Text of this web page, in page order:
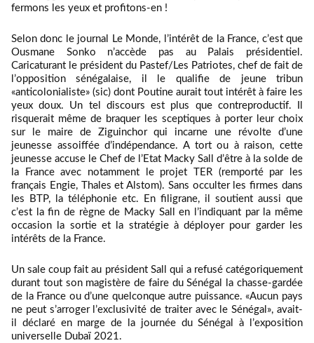
fermons les yeux et profitons-en !
Selon donc le journal Le Monde, l’intérêt de la France, c’est que
Ousmane Sonko n’accède pas au Palais présidentiel.
Caricaturant le président du Pastef/Les Patriotes, chef de fait de
l’opposition sénégalaise, il le qualifie de jeune tribun
«anticolonialiste» (sic) dont Poutine aurait tout intérêt à faire les
yeux doux. Un tel discours est plus que contreproductif. Il
risquerait même de braquer les sceptiques à porter leur choix
sur le maire de Ziguinchor qui incarne une révolte d’une
jeunesse assoiffée d’indépendance. A tort ou à raison, cette
jeunesse accuse le Chef de l’Etat Macky Sall d’être à la solde de
la France avec notamment le projet TER (remporté par les
français Engie, Thales et Alstom). Sans occulter les firmes dans
les BTP, la téléphonie etc. En filigrane, il soutient aussi que
c’est la fin de règne de Macky Sall en l’indiquant par la même
occasion la sortie et la stratégie à déployer pour garder les
intérêts de la France.
Un sale coup fait au président Sall qui a refusé catégoriquement
durant tout son magistère de faire du Sénégal la chasse-gardée
de la France ou d’une quelconque autre puissance. «Aucun pays
ne peut s’arroger l’exclusivité de traiter avec le Sénégal», avait-
il déclaré en marge de la journée du Sénégal à l’exposition
universelle Dubaï 2021.